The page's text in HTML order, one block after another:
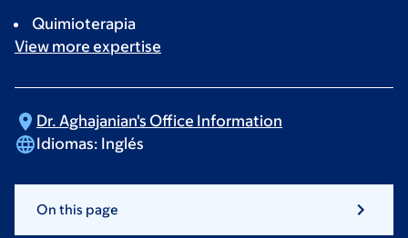
Quimioterapia
View more expertise
Dr. Aghajanian's Office Information
Idiomas: Inglés
On this page